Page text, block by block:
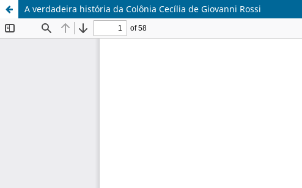
A verdadeira história da Colônia Cecília de Giovanni Rossi